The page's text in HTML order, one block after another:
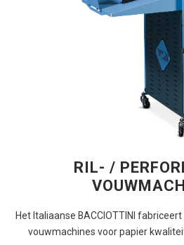
RIL- /
Het Italiaanse BACCIOTTINI
vouwmachines voor papier